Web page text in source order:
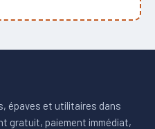
épaves et utilitaires dans
gratuit, paiement immédiat,